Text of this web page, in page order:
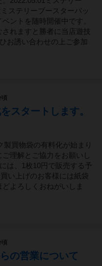
ステリーブースターパッ
ントを随時開催中です。
れますと勝者に当店遊技
お誘い合わせの上ご参加
スタートします。
買物袋の有料化が始まり
理解とご協力をお願いし
は、1枚10円で販売する予
い上げのお客様には紙袋
よろしくおねがいしま
の営業について